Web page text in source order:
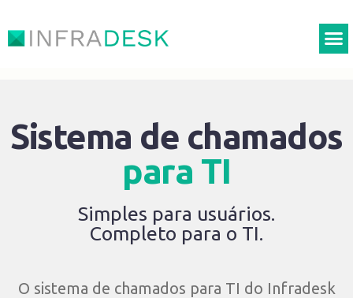
Sistema de chamados
para TI
Simples para usuários.
Completo para o TI.
O sistema de chamados para TI do Infradesk